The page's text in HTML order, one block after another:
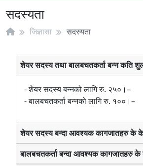
सदस्यता
जिज्ञासा सदस्यता
शेयर सदस्य तथा बालबचतकर्ता बन्न कति
- शेयर सदस्य बन्नको लागि रु. २५०।–
- बालबचतकर्ता बन्नको लागि रु. १००।–
शेयर सदस्य बन्दा आवश्यक कागजातहरु के
बालबचतकर्ता बन्दा आवश्यक कागजातहरु